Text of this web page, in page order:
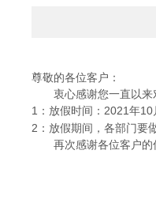
尊敬的各位客户：
衷心感谢您一直以来对
1：放假时间：2021年10
2：放假期间，各部门要
再次感谢各位客户的